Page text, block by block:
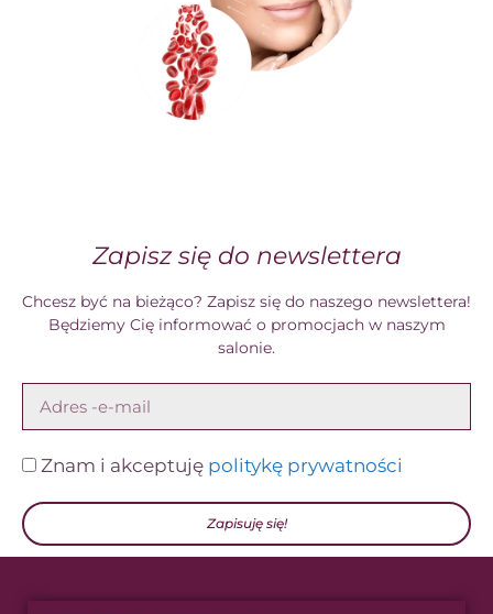
Zapisz się do newslettera
Chcesz być na bieżąco? Zapisz się do naszego newslettera!
Będziemy Cię informować o promocjach w naszym
salonie.
Znam i akceptuję politykę prywatności
Zapisuję się!